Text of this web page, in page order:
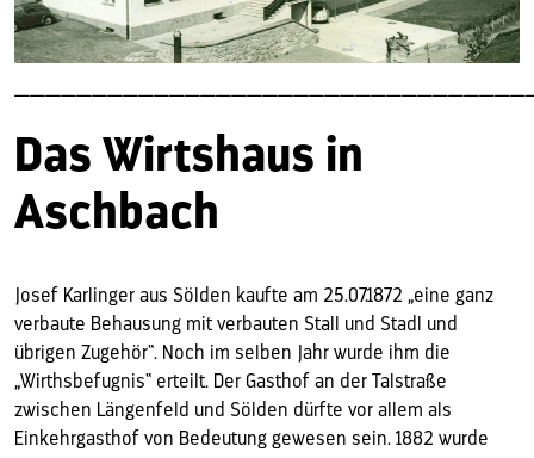
Das Wirtshaus in
Aschbach
Josef Karlinger aus Sölden kaufte am 25.07.1872 „eine ganz
verbaute Behausung mit verbauten Stall und Stadl und
übrigen Zugehör“. Noch im selben Jahr wurde ihm die
„Wirthsbefugnis“ erteilt. Der Gasthof an der Talstraße
zwischen Längenfeld und Sölden dürfte vor allem als
Einkehrgasthof von Bedeutung gewesen sein. 1882 wurde